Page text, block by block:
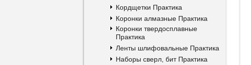
Кордщетки Практика
Коронки алмазные Практика
Коронки твердосплавные
Практика
Ленты шлифовальные Практика
Наборы сверл, бит Практика